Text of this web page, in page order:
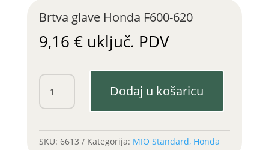
Brtva glave Honda F600-620
9,16 € uključ. PDV
Brtva
glave
Honda
Dodaj u košaricu
SKU: 6613 Kategorija: MIO Standard, Honda